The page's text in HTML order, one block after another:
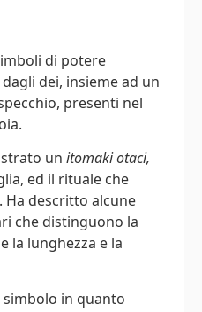
di potere
dei, insieme ad un
presenti nel
un itomaki otaci,
ed il rituale che
Ha descritto alcune
che distinguono la
la lunghezza e la
simbolo in quanto